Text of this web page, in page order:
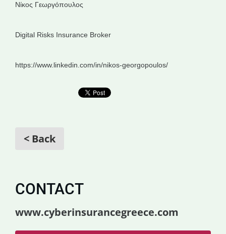
Νίκος Γεωργόπουλος
Digital Risks Insurance Broker
https://www.linkedin.com/in/nikos-georgopoulos/
< Back
CONTACT
www.cyberinsurancegreece.com